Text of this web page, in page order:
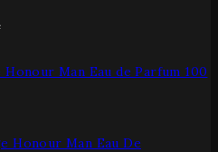
Honour Man Eau De